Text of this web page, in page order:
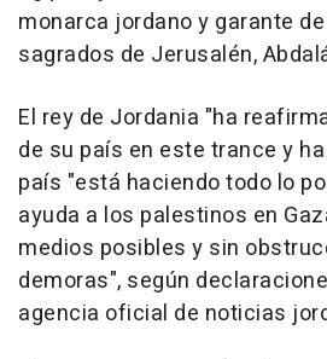
monarca jordano y garante
sagrados de Jerusalén,
El rey de Jordania "ha
de su país en este trance y
país "está haciendo todo lo
ayuda a los palestinos en
medios posibles y sin
demoras", según
agencia oficial de noticias